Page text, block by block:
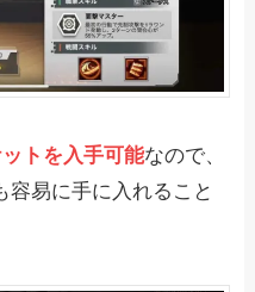
トを入手可能なので、
容易に手に入れること